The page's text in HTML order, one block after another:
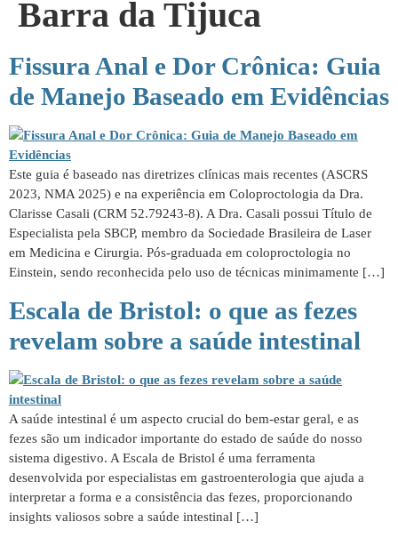
Barra da Tijuca
Fissura Anal e Dor Crônica: Guia
de Manejo Baseado em Evidências
Este guia é baseado nas diretrizes clínicas mais recentes (ASCRS
2023, NMA 2025) e na experiência em Coloproctologia da Dra.
Clarisse Casali (CRM 52.79243-8). A Dra. Casali possui Título de
Especialista pela SBCP, membro da Sociedade Brasileira de Laser
em Medicina e Cirurgia. Pós-graduada em coloproctologia no
Einstein, sendo reconhecida pelo uso de técnicas minimamente […]
Escala de Bristol: o que as fezes
revelam sobre a saúde intestinal
A saúde intestinal é um aspecto crucial do bem-estar geral, e as
fezes são um indicador importante do estado de saúde do nosso
sistema digestivo. A Escala de Bristol é uma ferramenta
desenvolvida por especialistas em gastroenterologia que ajuda a
interpretar a forma e a consistência das fezes, proporcionando
insights valiosos sobre a saúde intestinal […]